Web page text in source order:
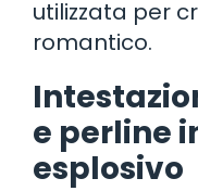
utilizzata per
romantico.
e perline
esplosivo